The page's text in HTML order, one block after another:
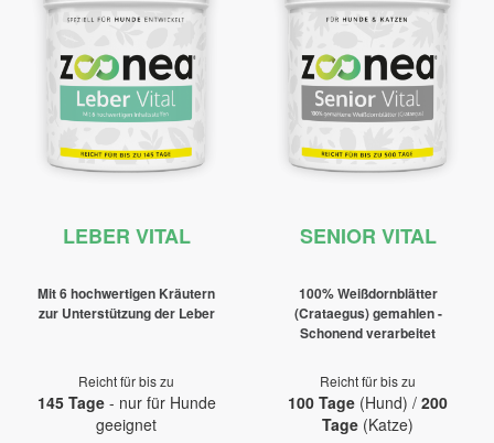
LEBER VITAL
Mit 6 hochwertigen Kräutern
zur Unterstützung der Leber
Reicht für bis zu
145 Tage- nur für Hunde
geeignet
SENIOR VITAL
100% Weißdornblätter
(Crataegus) gemahlen -
Schonend verarbeitet
Reicht für bis zu
100 Tage (Hund) / 200
Tage (Katze)